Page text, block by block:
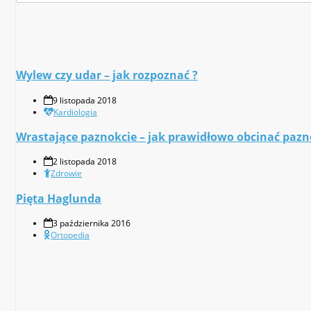
Wylew czy udar – jak rozpoznać ?
9 listopada 2018
Kardiologia
Wrastające paznokcie – jak prawidłowo obcinać
2 listopada 2018
Zdrowie
Pięta Haglunda
3 października 2016
Ortopedia